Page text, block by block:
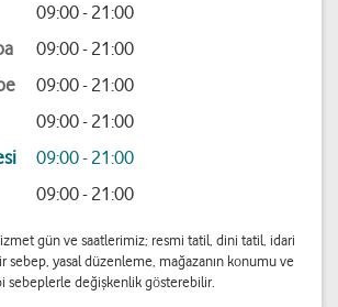
09:00 - 21:00
09:00 - 21:00
09:00 - 21:00
09:00 - 21:00
09:00 - 21:00
09:00 - 21:00
gün ve saatlerimiz; resmi tatil, dini tatil, idari
sebep, yasal düzenleme, mağazanın konumu ve
sebeplerle değişkenlik gösterebilir.